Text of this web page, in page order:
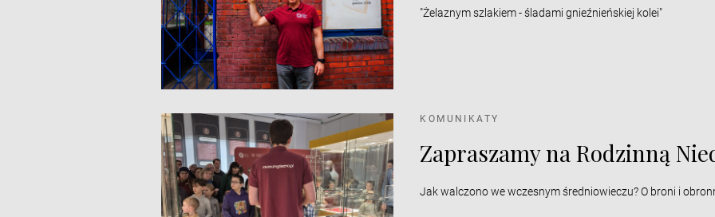
"Żelaznym szlakiem - śladami gnieźnieńskiej kolei"
KOMUNIKATY
Zapraszamy na Rodzinną
Jak walczono we wczesnym średniowieczu? O broni i